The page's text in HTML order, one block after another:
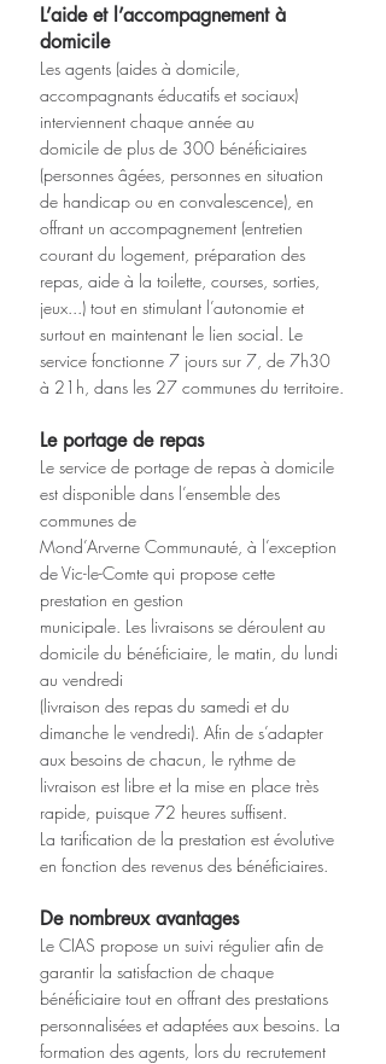
L’aide et l’accompagnement à
domicile
Les agents (aides à domicile,
accompagnants éducatifs et sociaux)
interviennent chaque année au
domicile de plus de 300 bénéficiaires
(personnes âgées, personnes en situation
de handicap ou en convalescence), en
offrant un accompagnement (entretien
courant du logement, préparation des
repas, aide à la toilette, courses, sorties,
jeux...) tout en stimulant l’autonomie et
surtout en maintenant le lien social. Le
service fonctionne 7 jours sur 7, de 7h30
à 21h, dans les 27 communes du territoire.
Le portage de repas
Le service de portage de repas à domicile
est disponible dans l’ensemble des
communes de
Mond’Arverne Communauté, à l’exception
de Vic-le-Comte qui propose cette
prestation en gestion
municipale. Les livraisons se déroulent au
domicile du bénéficiaire, le matin, du lundi
au vendredi
(livraison des repas du samedi et du
dimanche le vendredi). Afin de s’adapter
aux besoins de chacun, le rythme de
livraison est libre et la mise en place très
rapide, puisque 72 heures suffisent.
La tarification de la prestation est évolutive
en fonction des revenus des bénéficiaires.
De nombreux avantages
Le CIAS propose un suivi régulier afin de
garantir la satisfaction de chaque
bénéficiaire tout en offrant des prestations
personnalisées et adaptées aux besoins. La
formation des agents, lors du recrutement